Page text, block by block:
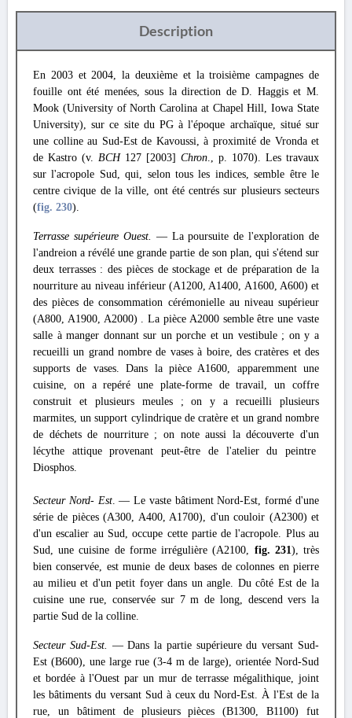
Description
En 2003 et 2004, la deuxième et la troisième campagnes de
fouille ont été menées, sous la direction de D. Haggis et M.
Mook (University of North Carolina at Chapel Hill, Iowa State
University), sur ce site du PG à l'époque archaïque, situé sur
une colline au Sud-Est de Kavoussi, à proximité de Vronda et
de Kastro (v. BCH127 [2003] Chron., p. 1070). Les travaux
sur l'acropole Sud, qui, selon tous les indices, semble être le
centre civique de la ville, ont été centrés sur plusieurs secteurs
(fig. 230).
Terrasse supérieure Ouest. — La poursuite de l'exploration de
l'andreion a révélé une grande partie de son plan, qui s'étend sur
deux terrasses : des pièces de stockage et de préparation de la
nourriture au niveau inférieur (A1200, A1400, A1600, A600) et
des pièces de consommation cérémonielle au niveau supérieur
(A800, A1900, A2000) . La pièce A2000 semble être une vaste
salle à manger donnant sur un porche et un vestibule ; on y a
recueilli un grand nombre de vases à boire, des cratères et des
supports de vases. Dans la pièce A1600, apparemment une
cuisine, on a repéré une plate-forme de travail, un coffre
construit et plusieurs meules ; on y a recueilli plusieurs
marmites, un support cylindrique de cratère et un grand nombre
de déchets de nourriture ; on note aussi la découverte d'un
lécythe attique provenant peut-être de l'atelier du peintre
Diosphos.
Secteur Nord- Est. — Le vaste bâtiment Nord-Est, formé d'une
série de pièces (A300, A400, A1700), d'un couloir (A2300) et
d'un escalier au Sud, occupe cette partie de l'acropole. Plus au
Sud, une cuisine de forme irrégulière (A2100, fig. 231), très
bien conservée, est munie de deux bases de colonnes en pierre
au milieu et d'un petit foyer dans un angle. Du côté Est de la
cuisine une rue, conservée sur 7 m de long, descend vers la
partie Sud de la colline.
Secteur Sud-Est. — Dans la partie supérieure du versant Sud-
Est (B600), une large rue (3-4 m de large), orientée Nord-Sud
et bordée à l'Ouest par un mur de terrasse mégalithique, joint
les bâtiments du versant Sud à ceux du Nord-Est. À l'Est de la
rue, un bâtiment de plusieurs pièces (B1300, B1100) fut